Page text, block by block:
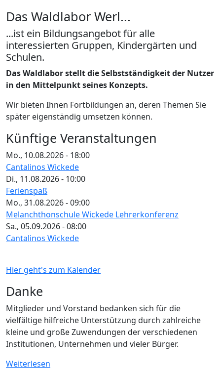
Das Waldlabor Werl...
...ist ein Bildungsangebot für alle
interessierten Gruppen, Kindergärten und
Schulen.
Das Waldlabor stellt die Selbstständigkeit der Nutzer
in den Mittelpunkt seines Konzepts.
Wir bieten Ihnen Fortbildungen an, deren Themen Sie
später eigenständig umsetzen können.
Künftige Veranstaltungen
Mo., 10.08.2026 - 18:00
Cantalinos Wickede
Di., 11.08.2026 - 10:00
Ferienspaß
Mo., 31.08.2026 - 09:00
Melanchthonschule Wickede Lehrerkonferenz
Sa., 05.09.2026 - 08:00
Cantalinos Wickede
Hier geht's zum Kalender
Danke
Mitglieder und Vorstand bedanken sich für die
vielfältige hilfreiche Unterstützung durch zahlreiche
kleine und große Zuwendungen der verschiedenen
Institutionen, Unternehmen und vieler Bürger.
Weiterlesen